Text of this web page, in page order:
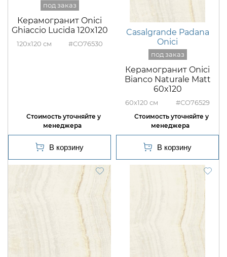
Керамогранит Onici
Ghiaccio Lucida 120x120
120x120 #CO76530
Casalgrande Padana
Onici
Керамогранит Onici
Bianco Naturale Matt
60x120
60x120 #CO76529